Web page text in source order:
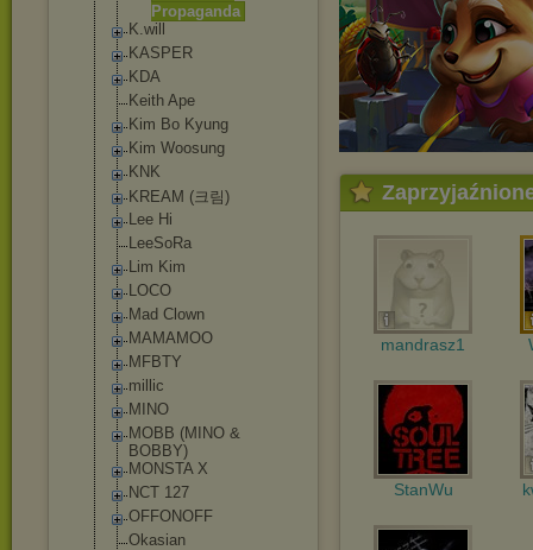
Propaganda
K.will
KASPER
KDA
Keith Ape
Kim Bo Kyung
Kim Woosung
KNK
KREAM (크림)
Lee Hi
LeeSoRa
Lim Kim
LOCO
Mad Clown
MAMAMOO
MFBTY
millic
MINO
MOBB (MINO &
BOBBY)
MONSTA X
NCT 127
OFFONOFF
Okasian
mandrasz1
StanWu